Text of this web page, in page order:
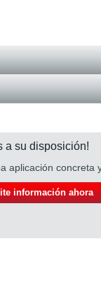
a su disposición!
aplicación concreta
información ahora